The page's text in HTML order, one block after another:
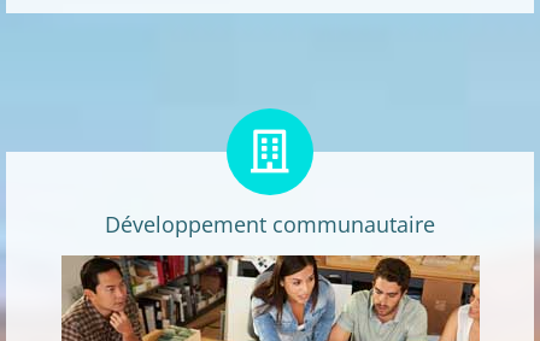
Développement communautaire